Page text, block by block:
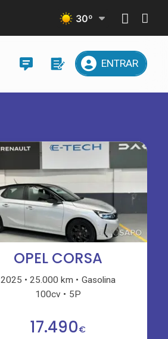
30º
ENTRAR
OPEL CORSA
2025 25.000 km
Gasolina
100cv
5P
17.490€